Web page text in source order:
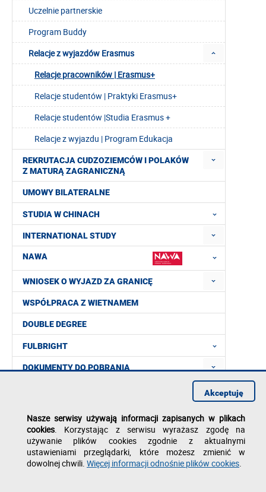
Uczelnie partnerskie
Program Buddy
Relacje z wyjazdów Erasmus
Relacje pracowników | Erasmus+
Relacje studentów | Praktyki Erasmus+
Relacje studentów |Studia Erasmus +
Relacje z wyjazdu | Program Edukacja
REKRUTACJA CUDZOZIEMCÓW I POLAKÓW
Z MATURĄ ZAGRANICZNĄ
UMOWY BILATERALNE
STUDIA W CHINACH
INTERNATIONAL STUDY
NAWA
WNIOSEK O WYJAZD ZA GRANICĘ
WSPÓŁPRACA Z WIETNAMEM
DOUBLE DEGREE
FULBRIGHT
DOKUMENTY DO POBRANIA
Nasze serwisy używają informacji zapisanych w plikach
cookies. Korzystając z serwisu wyrażasz zgodę na
używanie plików cookies zgodnie z aktualnymi
ustawieniami przeglądarki, które możesz zmienić w
dowolnej chwili. Więcej informacji odnośnie plików cookies.
Akceptuję